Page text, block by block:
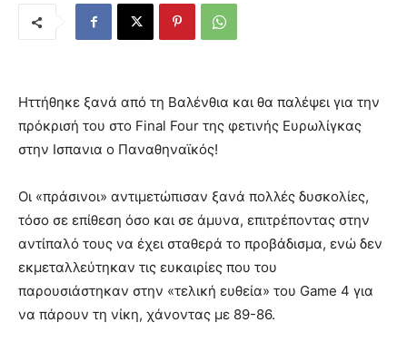
Ηττήθηκε ξανά από τη Βαλένθια και θα παλέψει για την
πρόκρισή του στο Final Four της φετινής Ευρωλίγκας
στην Ισπανια ο Παναθηναϊκός!
Οι «πράσινοι» αντιμετώπισαν ξανά πολλές δυσκολίες,
τόσο σε επίθεση όσο και σε άμυνα, επιτρέποντας στην
αντίπαλό τους να έχει σταθερά το προβάδισμα, ενώ δεν
εκμεταλλεύτηκαν τις ευκαιρίες που του
παρουσιάστηκαν στην «τελική ευθεία» του Game 4 για
να πάρουν τη νίκη, χάνοντας με 89-86.